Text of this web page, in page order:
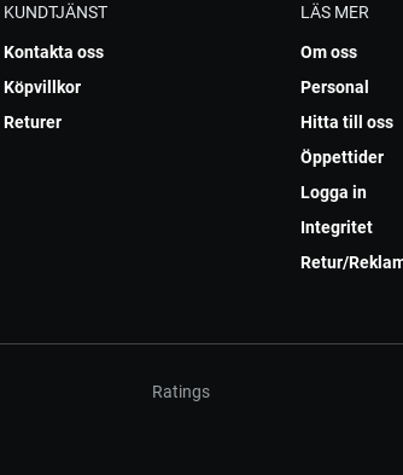
KUNDTJÄNST
Kontakta oss
Köpvillkor
Returer
LÄS MER
Om oss
Personal
Hitta till oss
Öppettider
Logga in
Integritet
Retur/
Ratings